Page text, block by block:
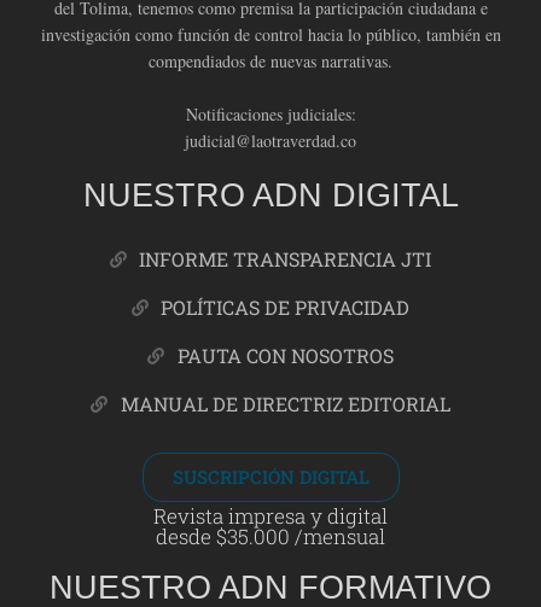
del Tolima, tenemos como premisa la participación ciudadana e
investigación como función de control hacia lo público, también en
compendiados de nuevas narrativas.
Notificaciones judiciales:
judicial@laotraverdad.co
NUESTRO ADN DIGITAL
INFORME TRANSPARENCIA JTI
POLÍTICAS DE PRIVACIDAD
PAUTA CON NOSOTROS
MANUAL DE DIRECTRIZ EDITORIAL
SUSCRIPCIÓN DIGITAL
Revista impresa y digital
desde $35.000 /mensual
NUESTRO ADN FORMATIVO